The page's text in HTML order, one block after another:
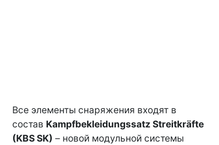
Все элементы снаряжения входят в
состав Kampfbekleidungssatz Streitkräfte
(KBS SK) – новой модульной системы